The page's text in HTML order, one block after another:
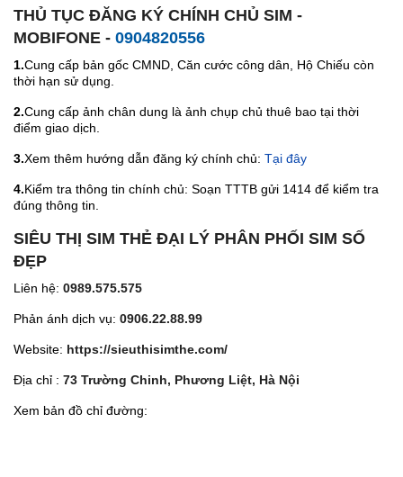
THỦ TỤC ĐĂNG KÝ CHÍNH CHỦ SIM -
MOBIFONE - 0904820556
1.Cung cấp bản gốc CMND, Căn cước công dân, Hộ Chiếu còn
thời hạn sử dụng.
2.Cung cấp ảnh chân dung là ảnh chụp chủ thuê bao tại thời
điểm giao dịch.
3.Xem thêm hướng dẫn đăng ký chính chủ: Tại đây
4.Kiểm tra thông tin chính chủ: Soạn TTTB gửi 1414 để kiểm tra
đúng thông tin.
SIÊU THỊ SIM THẺ ĐẠI LÝ PHÂN PHỐI SIM SỐ
ĐẸP
Liên hệ: 0989.575.575
Phản ánh dịch vụ: 0906.22.88.99
Website: https://sieuthisimthe.com/
Địa chỉ : 73 Trường Chinh, Phương Liệt, Hà Nội
Xem bản đồ chỉ đường: